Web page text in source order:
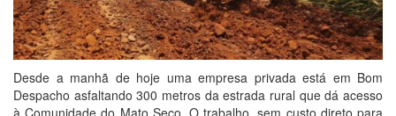
Desde a manhã de hoje uma empresa privada está em Bom
Despacho asfaltando 300 metros da estrada rural que dá acesso
à Comunidade do Mato Seco. O trabalho, sem custo direto para